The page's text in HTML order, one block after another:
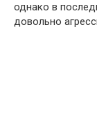
однако в
довольно